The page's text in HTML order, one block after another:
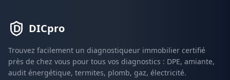
DICpro
Trouvez facilement un diagnostiqueur immobilier certifié
près de chez vous pour tous vos diagnostics : DPE, amiante,
audit énergétique, termites, plomb, gaz, électricité.